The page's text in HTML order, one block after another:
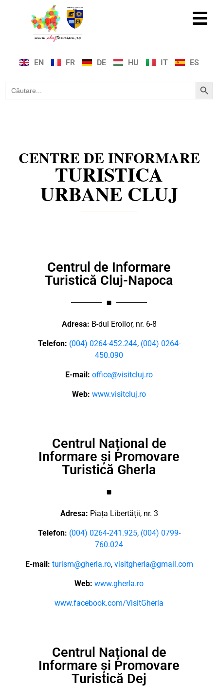
EN FR DE HU IT ES
Search
for:
Search Button
CENTRE DE INFORMARE
TURISTICA
URBANE CLUJ
Centrul de Informare
Turistică Cluj-Napoca
Adresa: B-dul Eroilor, nr. 6-8
Telefon: (004) 0264-452.244, (004) 0264-
450.090
E-mail: office@visitcluj.ro
Web: www.visitcluj.ro
Centrul Național de
Informare și Promovare
Turistică Gherla
Adresa: Piața Libertății, nr. 3
Telefon: (004) 0264-241.925, (004) 0799-
760.024
E-mail: turism@gherla.ro, visitgherla@gmail.com
Web: www.gherla.ro
www.facebook.com/VisitGherla
Centrul Național de
Informare și Promovare
Turistică Dej